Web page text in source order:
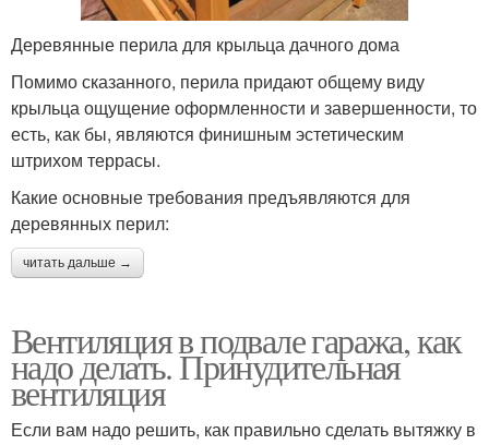
Деревянные перила для крыльца дачного дома
Помимо сказанного, перила придают общему виду
крыльца ощущение оформленности и завершенности, то
есть, как бы, являются финишным эстетическим
штрихом террасы.
Какие основные требования предъявляются для
деревянных перил:
читать дальше →
Вентиляция в подвале гаража, как
надо делать. Принудительная
вентиляция
Если вам надо решить, как правильно сделать вытяжку в